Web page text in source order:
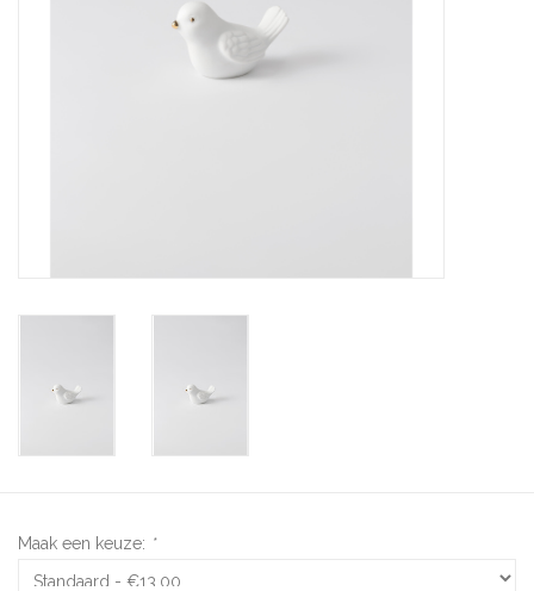
Maak een keuze: *